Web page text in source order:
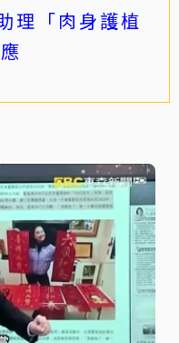
理「肉身護植